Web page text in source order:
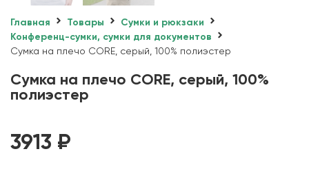
Главная Товары
Сумки и рюкзаки
Конференц-сумки, сумки для документов
Сумка на плечо CORE, серый, 100% полиэстер
Сумка на плечо CORE, серый, 100%
полиэстер
3913 ₽